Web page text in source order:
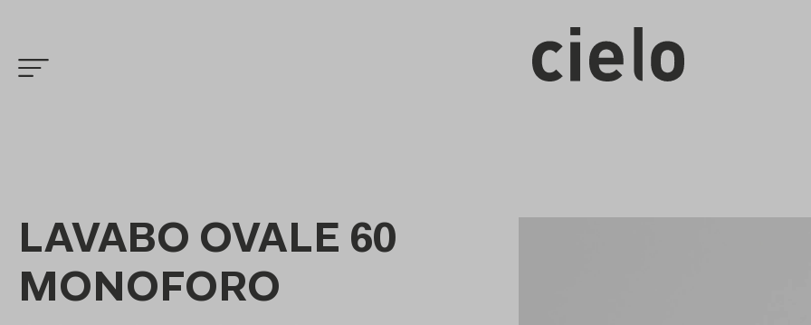
LAVABO OVALE 60
MONOFORO